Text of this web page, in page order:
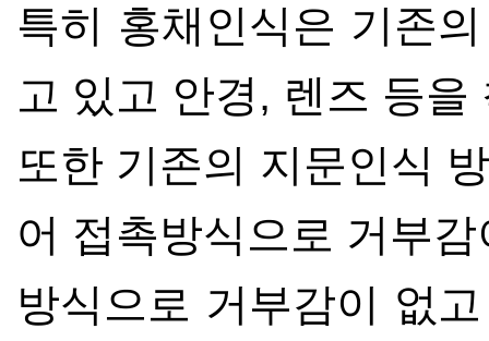
특히 홍채인식은 기존
고 있고 안경 , 렌즈 등
또한 기존의 지문인식
어 접촉방식으로 거부
방식으로 거부감이 없